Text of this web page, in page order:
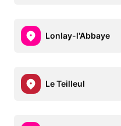
Lonlay-l'Abbaye
Le Teilleul